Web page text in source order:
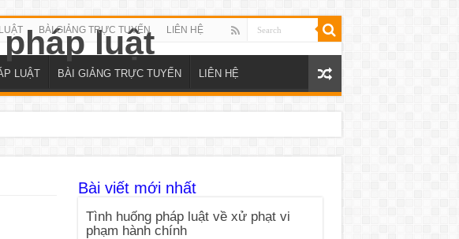
BÀI GIẢNG TRỰC TUYẾN LIÊN HỆ
LUẬT BÀI GIẢNG TRỰC TUYẾN LIÊN HỆ
Bài viết mới nhất
Tình huống pháp luật về xử phạt vi
phạm hành chính